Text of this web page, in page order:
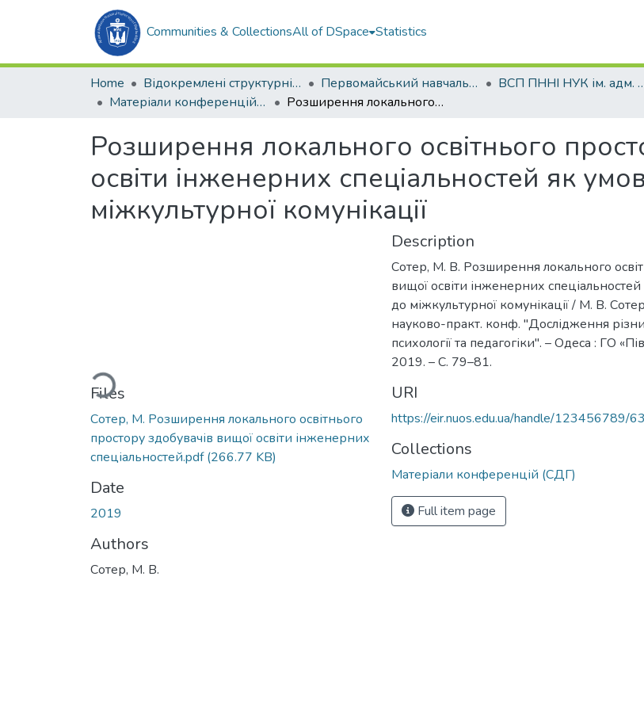
Communities & CollectionsAll of DSpace Statistics
Home Відокремлені структурні підрозділи НУК ім. адм. Макарова Первомайський навчально-науковий інститут НУК ім. адм. Макарова (ПННІ НУК) ВСП ПННІ НУК
Матеріали конференцій (СДГ)
Розширення локального освітнього простору здобувачів вищої освіти інженерних спеціальностей як умова якісної підготовки до міжкультурної комунікації
Розширення локального освітнього
освіти інженерних спеціальностей як
міжкультурної комунікації
Loading...
Files
Сотер, М. Розширення локального освітнього
простору здобувачів вищої освіти інженерних
спеціальностей.pdf(266.77 KB)
Date
2019
Authors
Сотер, М. В.
Description
Сотер, М. В. Розширення локального
вищої освіти інженерних спеціальностей
до міжкультурної комунікації / М. В.
науково-практ. конф. "Дослідження
психології та педагогіки". – Одеса : ГО
2019. – С. 79–81.
URI
https://eir.nuos.edu.ua/handle/123456789/
Collections
Матеріали конференцій (СДГ)
Full item page